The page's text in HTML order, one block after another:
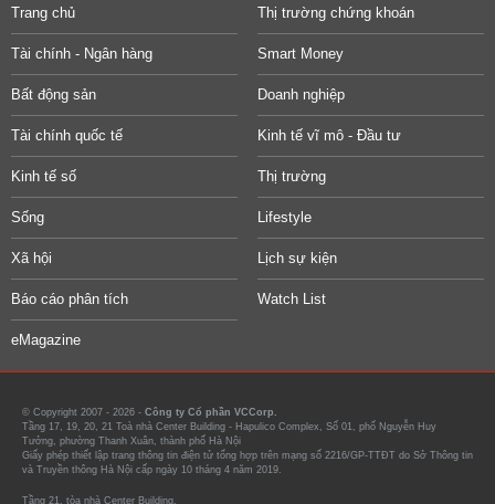
Trang chủ Thị trường chứng khoán
Tài chính - Ngân hàng Smart Money
Bất động sản Doanh nghiệp
Tài chính quốc tế Kinh tế vĩ mô - Đầu tư
Kinh tế số Thị trường
Sống Lifestyle
Xã hội Lịch sự kiện
Báo cáo phân tích Watch List
eMagazine
© Copyright 2007 - 2026 - Công ty Cổ phần VCCorp.
Tầng 17, 19, 20, 21 Toà nhà Center Building - Hapulico Complex, Số 01, phố Nguyễn Huy
Tưởng, phường Thanh Xuân, thành phố Hà Nội
Giấy phép thiết lập trang thông tin điện tử tổng hợp trên mạng số 2216/GP-TTĐT do Sở Thông tin
và Truyền thông Hà Nội cấp ngày 10 tháng 4 năm 2019.
Tầng 21, tòa nhà Center Building.